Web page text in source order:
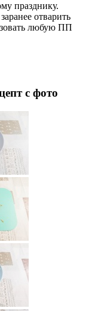
празднику.
отварить
любую ПП
с фото